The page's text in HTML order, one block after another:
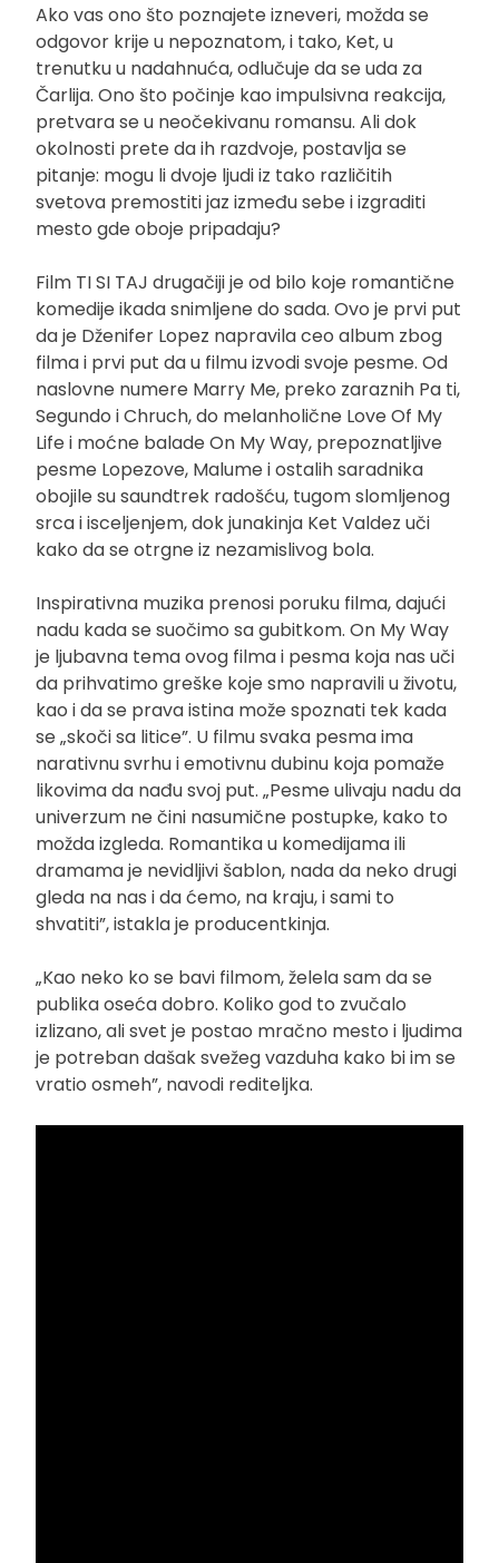
Ako vas ono što poznajete izneveri, možda se
odgovor krije u nepoznatom, i tako, Ket, u
trenutku u nadahnuća, odlučuje da se uda za
Čarlija. Ono što počinje kao impulsivna reakcija,
pretvara se u neočekivanu romansu. Ali dok
okolnosti prete da ih razdvoje, postavlja se
pitanje: mogu li dvoje ljudi iz tako različitih
svetova premostiti jaz između sebe i izgraditi
mesto gde oboje pripadaju?
Film TI SI TAJ drugačiji je od bilo koje romantične
komedije ikada snimljene do sada. Ovo je prvi put
da je Dženifer Lopez napravila ceo album zbog
filma i prvi put da u filmu izvodi svoje pesme. Od
naslovne numere Marry Me, preko zaraznih Pa ti,
Segundo i Chruch, do melanholične Love Of My
Life i moćne balade On My Way, prepoznatljive
pesme Lopezove, Malume i ostalih saradnika
obojile su saundtrek radošću, tugom slomljenog
srca i isceljenjem, dok junakinja Ket Valdez uči
kako da se otrgne iz nezamislivog bola.
Inspirativna muzika prenosi poruku filma, dajući
nadu kada se suočimo sa gubitkom. On My Way
je ljubavna tema ovog filma i pesma koja nas uči
da prihvatimo greške koje smo napravili u životu,
kao i da se prava istina može spoznati tek kada
se „skoči sa litice”. U filmu svaka pesma ima
narativnu svrhu i emotivnu dubinu koja pomaže
likovima da nađu svoj put. „Pesme ulivaju nadu da
univerzum ne čini nasumične postupke, kako to
možda izgleda. Romantika u komedijama ili
dramama je nevidljivi šablon, nada da neko drugi
gleda na nas i da ćemo, na kraju, i sami to
shvatiti”, istakla je producentkinja.
„Kao neko ko se bavi filmom, želela sam da se
publika oseća dobro. Koliko god to zvučalo
izlizano, ali svet je postao mračno mesto i ljudima
je potreban dašak svežeg vazduha kako bi im se
vratio osmeh”, navodi rediteljka.